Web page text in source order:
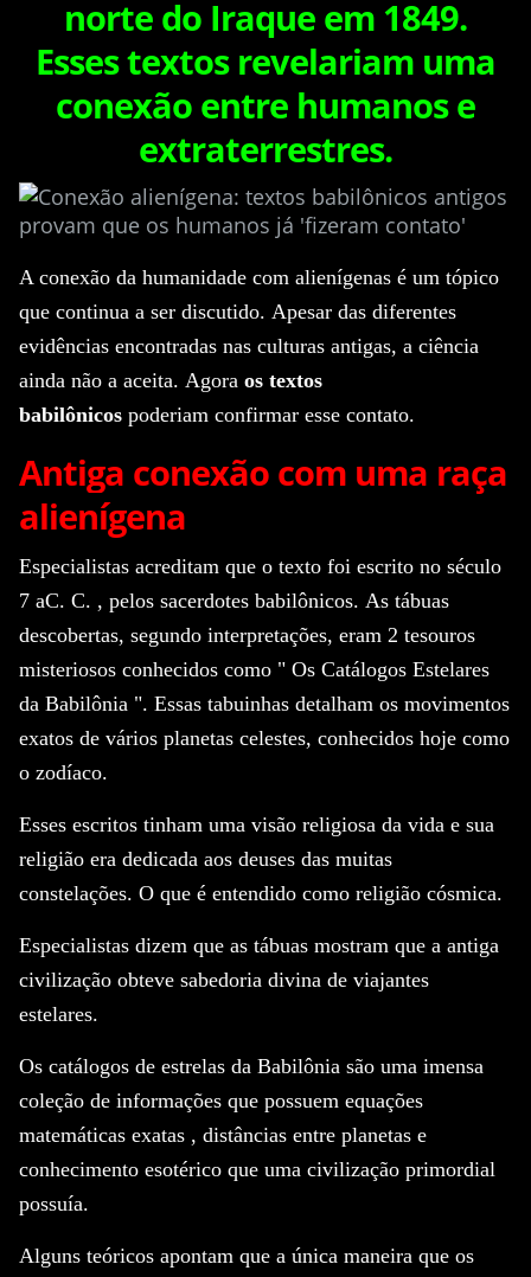
norte do Iraque em 1849.
Esses textos revelariam uma
conexão entre humanos e
extraterrestres.
A conexão da humanidade com alienígenas é um tópico
que continua a ser discutido. Apesar das diferentes
evidências encontradas nas culturas antigas, a ciência
ainda não a aceita. Agora os textos
babilônicos poderiam confirmar esse contato.
Antiga conexão com uma raça
alienígena
Especialistas acreditam que o texto foi escrito no século
7 aC. C. , pelos sacerdotes babilônicos. As tábuas
descobertas, segundo interpretações, eram 2 tesouros
misteriosos conhecidos como " Os Catálogos Estelares
da Babilônia ". Essas tabuinhas detalham os movimentos
exatos de vários planetas celestes, conhecidos hoje como
o zodíaco.
Esses escritos tinham uma visão religiosa da vida e sua
religião era dedicada aos deuses das muitas
constelações. O que é entendido como religião cósmica.
Especialistas dizem que as tábuas mostram que a antiga
civilização obteve sabedoria divina de viajantes
estelares.
Os catálogos de estrelas da Babilônia são uma imensa
coleção de informações que possuem equações
matemáticas exatas , distâncias entre planetas e
conhecimento esotérico que uma civilização primordial
possuía.
Alguns teóricos apontam que a única maneira que os